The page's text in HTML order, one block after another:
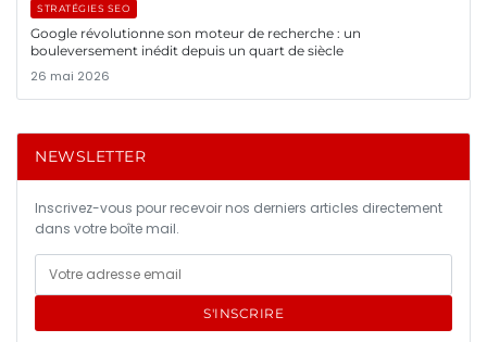
STRATÉGIES SEO
Google révolutionne son moteur de recherche : un
bouleversement inédit depuis un quart de siècle
26 mai 2026
NEWSLETTER
Inscrivez-vous pour recevoir nos derniers articles directement
dans votre boîte mail.
S'INSCRIRE